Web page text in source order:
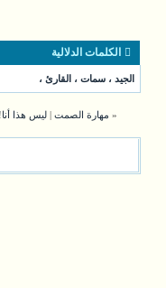
الكلمات الدلالية
الجيد ،سمات ، القارئ ،
« مهارة الصمت | ليس هذا